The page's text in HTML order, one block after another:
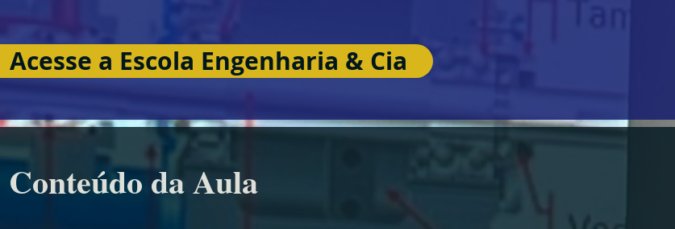
Acesse a Escola Engenharia & Cia
Conteúdo da Aula